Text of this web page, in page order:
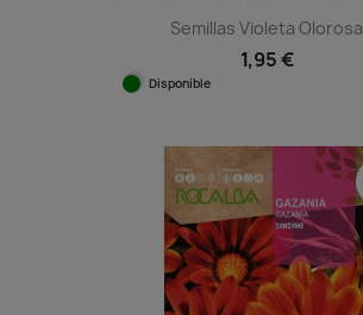
Semillas Violeta Olorosa
1,95 €
Disponible